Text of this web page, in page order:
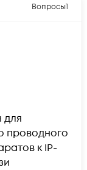
Вопросы1
для
проводного
к IP-